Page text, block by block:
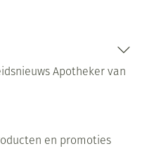
Apotheker van
en promoties